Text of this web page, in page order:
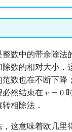
数中的带余除法
数的相对大小．
数也在不断下降
然结束在 𝑟 = 0
r=0
相除法．
这意味着欧几里